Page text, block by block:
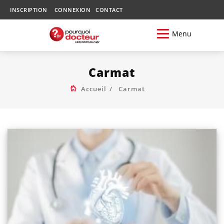
INSCRIPTION CONNEXION CONTACT
Menu
Carmat
Accueil Carmat